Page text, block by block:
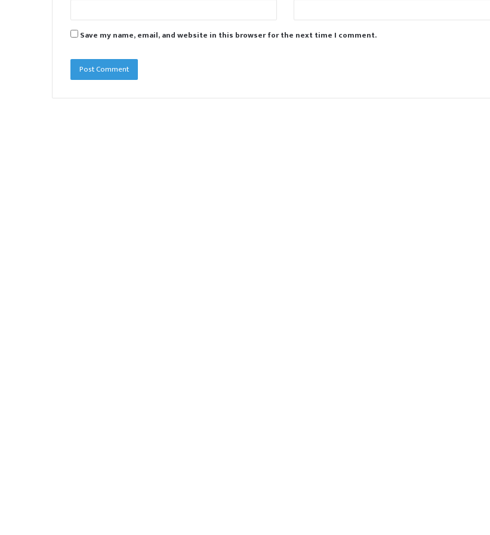
Save my name, email, and website in this browser for the next time I comment.